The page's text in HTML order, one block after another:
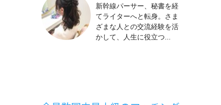
新幹線パーサー、秘書を経
てライターへと転身。さま
ざまな人との交流経験を活
かして、人生に役立つ...